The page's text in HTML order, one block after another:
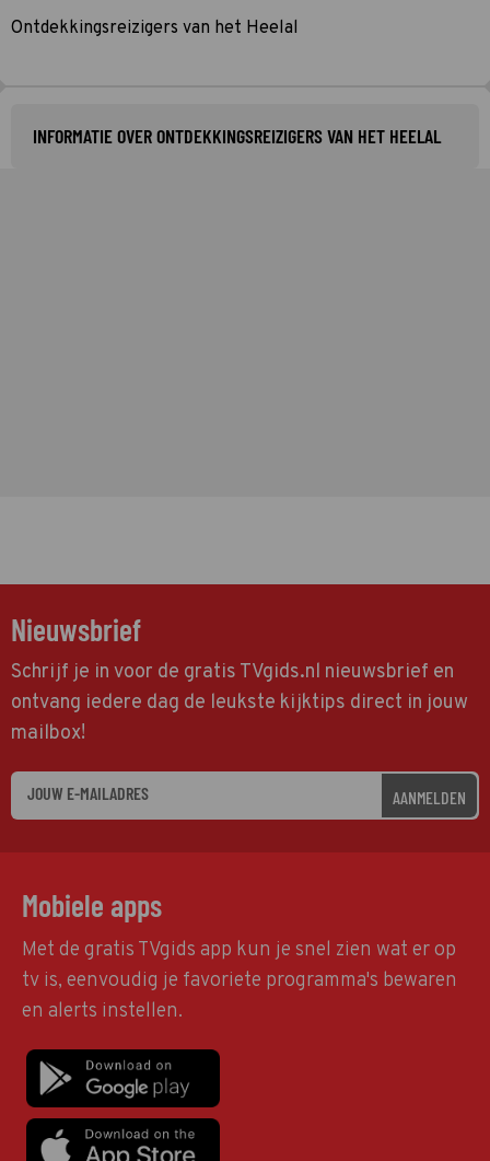
Ontdekkingsreizigers van het Heelal
INFORMATIE OVER ONTDEKKINGSREIZIGERS VAN HET HEELAL
Nieuwsbrief
Schrijf je in voor de gratis TVgids.nl nieuwsbrief en
ontvang iedere dag de leukste kijktips direct in jouw
mailbox!
AANMELDEN
Mobiele apps
Met de gratis TVgids app kun je snel zien wat er op
tv is, eenvoudig je favoriete programma's bewaren
en alerts instellen.